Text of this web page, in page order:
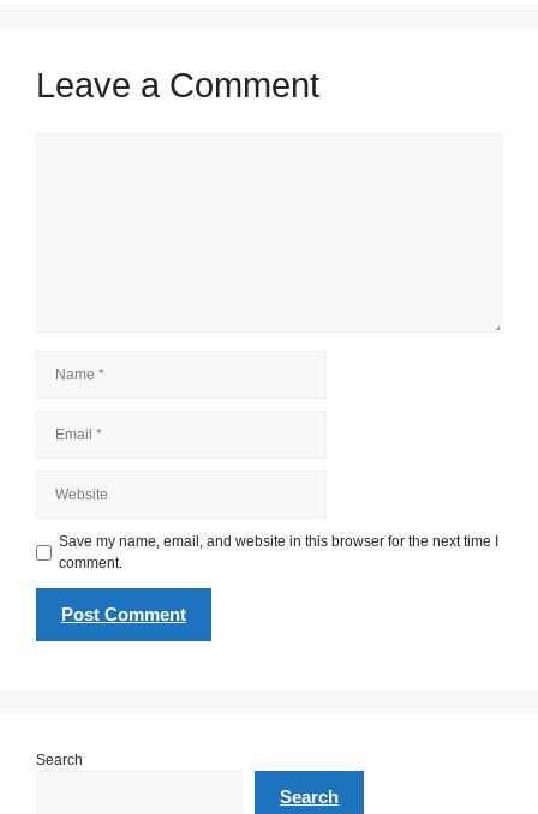
Leave a Comment
Save my name, email, and website in this browser for the next time I
comment.
Search
Search